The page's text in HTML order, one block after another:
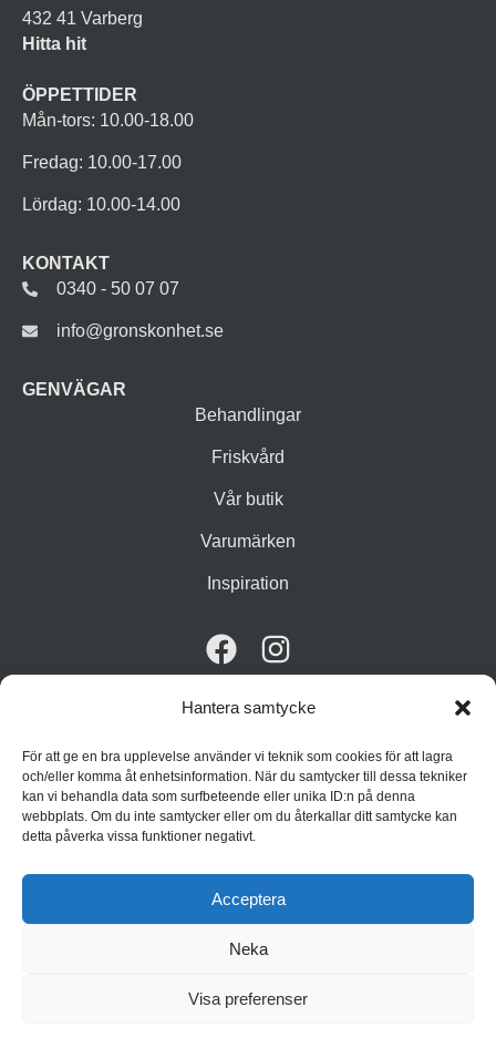
Hantera samtycke
För att ge en bra upplevelse använder vi teknik som cookies för att lagra
och/eller komma åt enhetsinformation. När du samtycker till dessa tekniker
kan vi behandla data som surfbeteende eller unika ID:n på denna
webbplats. Om du inte samtycker eller om du återkallar ditt samtycke kan
detta påverka vissa funktioner negativt.
Acceptera
Neka
Visa preferenser
432 41 Varberg
Hitta hit
ÖPPETTIDER
Mån-tors: 10.00-18.00
Fredag: 10.00-17.00
Lördag: 10.00-14.00
KONTAKT
0340 - 50 07 07
info@gronskonhet.se
GENVÄGAR
Behandlingar
Friskvård
Vår butik
Varumärken
Inspiration
© 2026 Grön SkönhetIntegritetspolicyCookiepolicy (EU)